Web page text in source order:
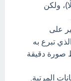
صغيرة (5، 10، 20 ريالًا)، ولكن
على
تبرع به
صورة دقيقة
المرتبة.